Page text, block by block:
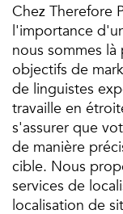
Chez Therefore
l'importance
nous sommes
objectifs de
de linguistes
travaille en
s'assurer que
de manière
cible. Nous
services de
localisation de